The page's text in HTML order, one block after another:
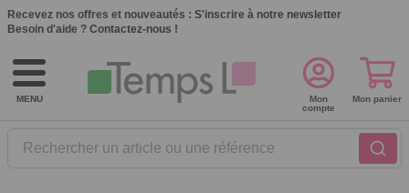
Recevez nos offres et nouveautés : S'inscrire à notre newsletter
Besoin d'aide ? Contactez-nous !
MENU
Rechercher un article ou une référence
Mon
compte
Mon panier